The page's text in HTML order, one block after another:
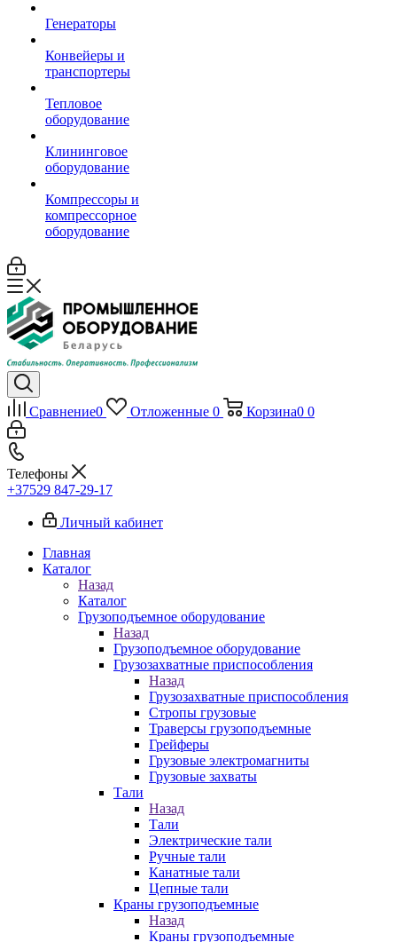
Генераторы
Конвейеры и
транспортеры
Тепловое
оборудование
Клининговое
оборудование
Компрессоры и
компрессорное
оборудование
Сравнение0 Отложенные 0 Корзина0 0
Телефоны
+37529 847-29-17‬
Личный кабинет
Главная
Каталог
Назад
Каталог
Грузоподъемное оборудование
Назад
Грузоподъемное оборудование
Грузозахватные приспособления
Назад
Грузозахватные приспособления
Стропы грузовые
Траверсы грузоподъемные
Грейферы
Грузовые электромагниты
Грузовые захваты
Тали
Назад
Тали
Электрические тали
Ручные тали
Канатные тали
Цепные тали
Краны грузоподъемные
Назад
Краны грузоподъемные